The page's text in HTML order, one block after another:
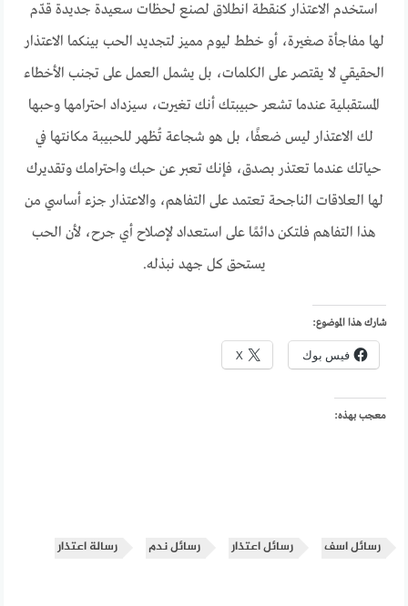
استخدم الاعتذار كنقطة انطلاق لصنع لحظات سعيدة جديدة قدّم
لها مفاجأة صغيرة، أو خطط ليوم مميز لتجديد الحب بينكما الاعتذار
الحقيقي لا يقتصر على الكلمات، بل يشمل العمل على تجنب الأخطاء
المستقبلية عندما تشعر حبيبتك أنك تغيرت، سيزداد احترامها وحبها
لك الاعتذار ليس ضعفًا، بل هو شجاعة تُظهر للحبيبة مكانتها في
حياتك عندما تعتذر بصدق، فإنك تعبر عن حبك واحترامك وتقديرك
لها العلاقات الناجحة تعتمد على التفاهم، والاعتذار جزء أساسي من
هذا التفاهم فلتكن دائمًا على استعداد لإصلاح أي جرح، لأن الحب
يستحق كل جهد نبذله.
شارك هذا الموضوع:
فيس بوك X
معجب بهذه:
رسائل اسف رسائل اعتذار رسائل ندم رسالة اعتذار